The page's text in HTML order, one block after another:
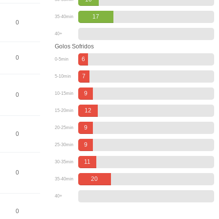
0
0
0
0
0
0
35-40min 17
40+
Golos Sofridos
0-5min 6
5-10min 7
10-15min 9
15-20min 12
20-25min 9
25-30min 9
30-35min 11
35-40min 20
40+